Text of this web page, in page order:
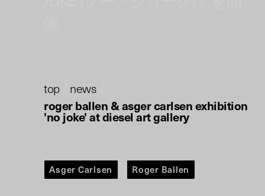
top/ news
roger ballen & asger carlsen exhibition
'no joke' at diesel art gallery
Asger Carlsen Roger Ballen